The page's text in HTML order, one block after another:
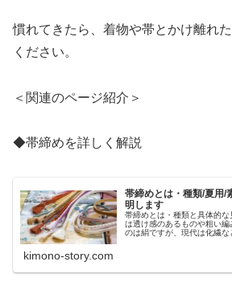
慣れてきたら、着物や帯とかけ離れ
ください。
＜関連のページ紹介＞
◆帯締めを詳しく解説
帯締めとは・種類/夏用/
明します
帯締めとは・種類と具体的
は透け感のあるものや粗い
のは絹ですが、現代は化繊な
kimono-story.com